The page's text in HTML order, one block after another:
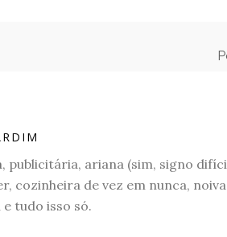
publicitária, ariana (sim, signo
cozinheira de vez em nunca,
tudo isso só.